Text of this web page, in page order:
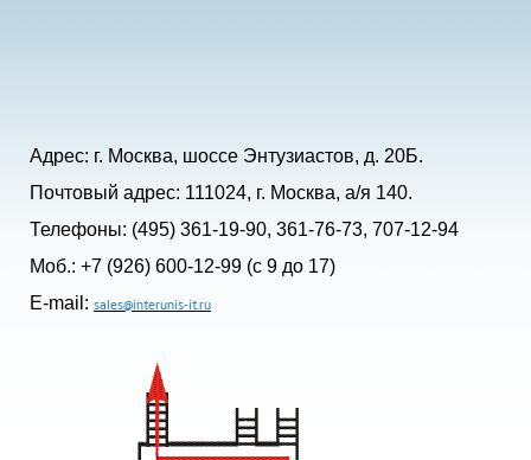
Адрес: г. Москва, шоссе Энтузиастов, д. 20Б.
Почтовый адрес: 111024, г. Москва, а/я 140.
Телефоны: (495) 361-19-90, 361-76-73, 707-12-94
Моб.: +7 (926) 600-12-99 (с 9 до 17)
E-mail: sales@interunis-it.ru